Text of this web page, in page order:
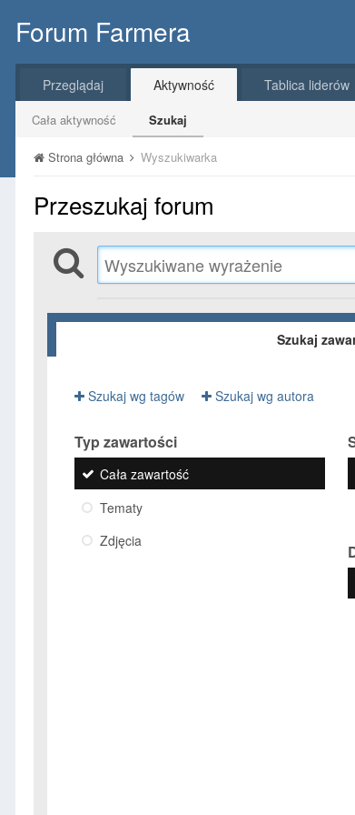
Forum Farmera
Przeglądaj Aktywność
Cała aktywność Szukaj
Tablica liderów
Strona główna Wyszukiwarka
Przeszukaj forum
Szukaj
Szukaj wg tagów Szukaj wg autora
Typ zawartości
Cała zawartość
Tematy
Zdjęcia